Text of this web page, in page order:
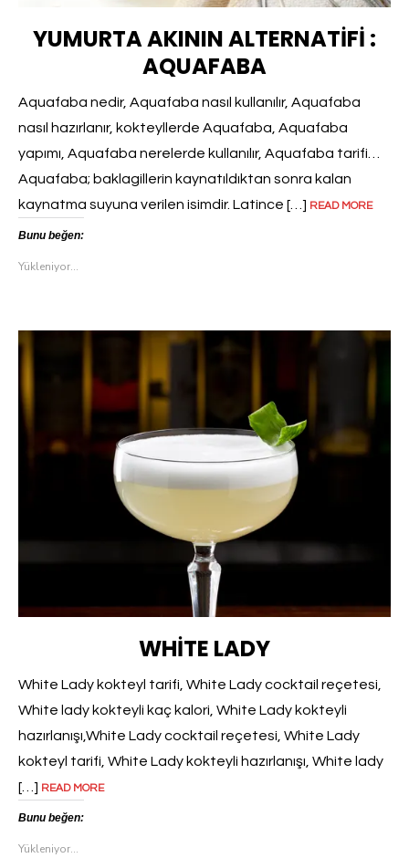
YUMURTA AKININ ALTERNATIFI :
AQUAFABA
Aquafaba nedir, Aquafaba nasıl kullanılır, Aquafaba
nasıl hazırlanır, kokteyllerde Aquafaba, Aquafaba
yapımı, Aquafaba nerelerde kullanılır, Aquafaba tarifi…
Aquafaba; baklagillerin kaynatıldıktan sonra kalan
kaynatma suyuna verilen isimdir. Latince […] READ MORE
Bunu beğen:
Yükleniyor...
WHITE LADY
White Lady kokteyl tarifi, White Lady cocktail reçetesi,
White lady kokteyli kaç kalori, White Lady kokteyli
hazırlanışı,White Lady cocktail reçetesi, White Lady
kokteyl tarifi, White Lady kokteyli hazırlanışı, White lady
[…] READ MORE
Bunu beğen:
Yükleniyor...